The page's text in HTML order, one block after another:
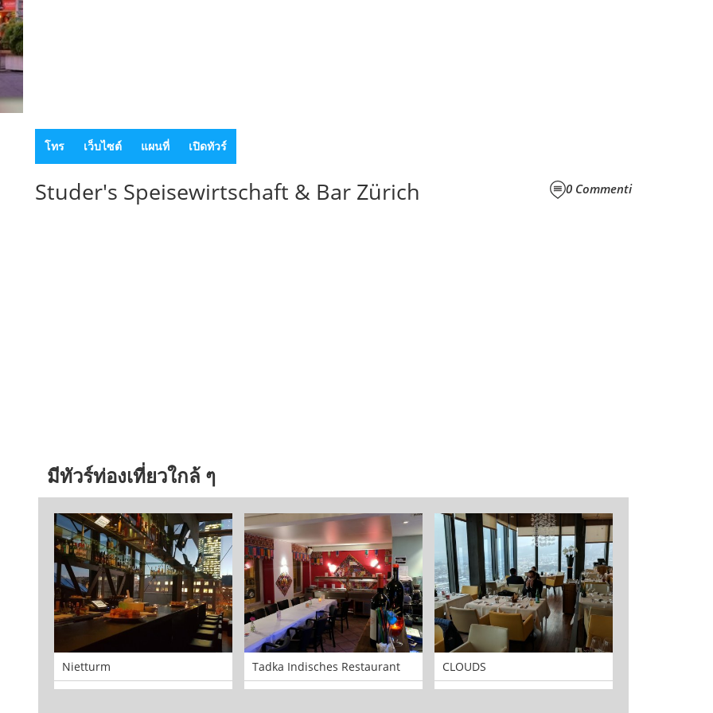
โทร เว็บไซต์ แผนที่ เปิดทัวร์
0 Commenti
Studer's Speisewirtschaft & Bar Zürich
มีทัวร์ท่องเที่ยวใกล้ ๆ
Nietturm Tadka Indisches Restaurant CLOUDS